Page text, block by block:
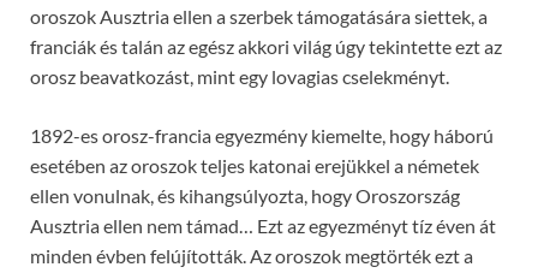
oroszok Ausztria ellen a szerbek támogatására siettek, a
franciák és talán az egész akkori világ úgy tekintette ezt az
orosz beavatkozást, mint egy lovagias cselekményt.
1892-es orosz-francia egyezmény kiemelte, hogy háború
esetében az oroszok teljes katonai erejükkel a németek
ellen vonulnak, és kihangsúlyozta, hogy Oroszország
Ausztria ellen nem támad… Ezt az egyezményt tíz éven át
minden évben felújították. Az oroszok megtörték ezt a